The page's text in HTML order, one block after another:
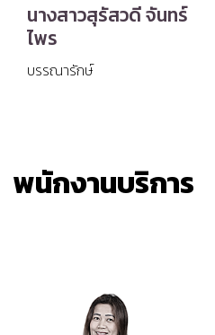
นางสาวสุรัสวดี จันทร์
ไพร
บรรณารักษ์
พนักงานบริการ